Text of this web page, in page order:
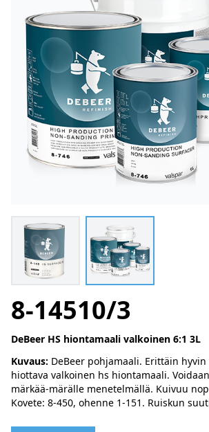
8-14510/3
DeBeer HS hiontamaali valkoinen 6:1 3L
Kuvaus: DeBeer pohjamaali. Erittäin
hiottava valkoinen hs hiontamaali.
märkää-märälle menetelmällä. Kuivuu
Kovete: 8-450, ohenne 1-151. Ruiskun